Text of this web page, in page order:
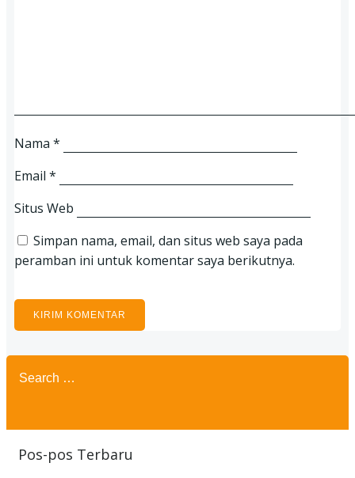
Nama *
Email *
Situs Web
Simpan nama, email, dan situs web saya pada
peramban ini untuk komentar saya berikutnya.
Search
for:
Pos-pos Terbaru